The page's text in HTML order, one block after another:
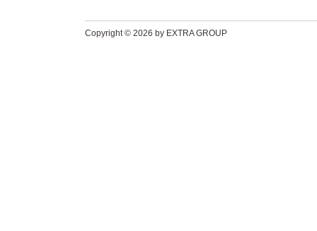
Copyright © 2026 by EXTRA GROUP